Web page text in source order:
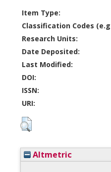
Item Type:
Classification Codes
Research Units:
Date Deposited:
Last Modified:
DOI:
ISSN:
URI:
Altmetric